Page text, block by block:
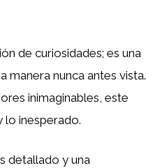
de curiosidades; es una
manera nunca antes vista.
inimaginables, este
inesperado.
detallado y una